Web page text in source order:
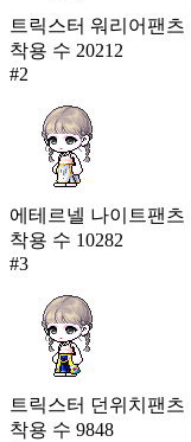
트릭스터 워리어팬츠
착용 수 20212
#2
에테르넬 나이트팬츠
착용 수 10282
#3
트릭스터 던위치팬츠
착용 수 9848